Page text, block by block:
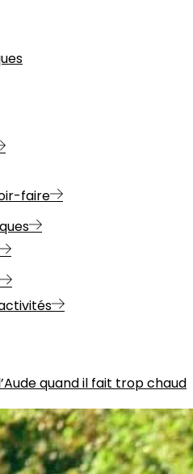
faire
quand il fait trop chaud